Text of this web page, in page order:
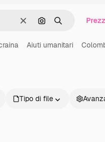
CancellaCerca per
Ricerca
Aiuti umanitari
Tipo di file